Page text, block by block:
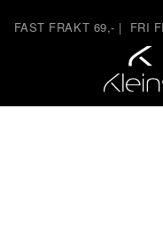
FAST FRAKT 69,- | FRI